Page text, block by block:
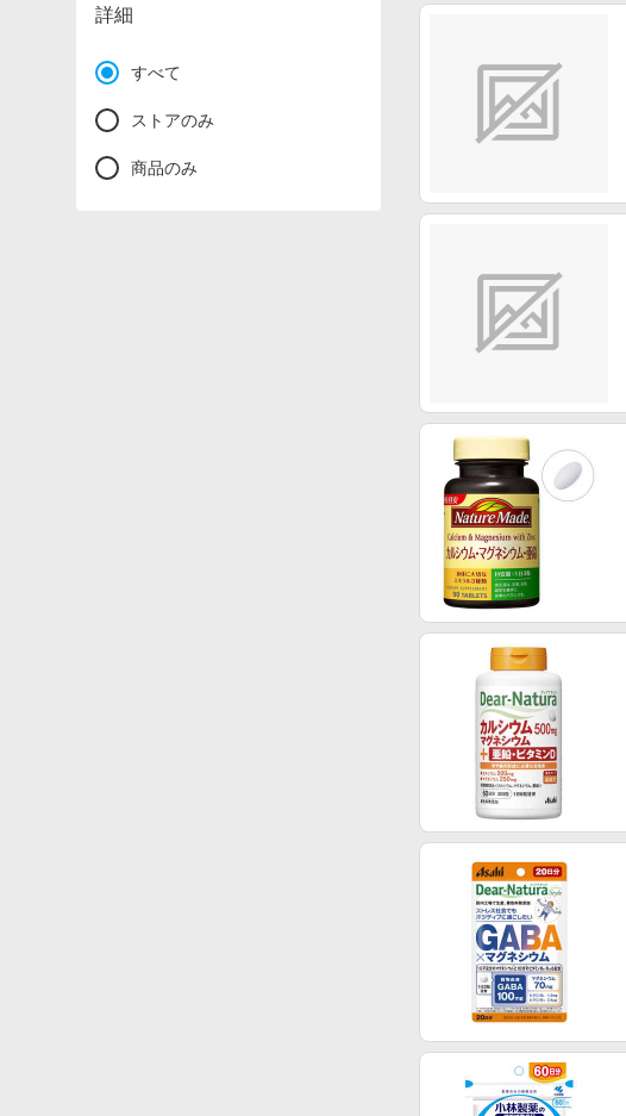
詳細
すべて
ストアのみ
商品のみ